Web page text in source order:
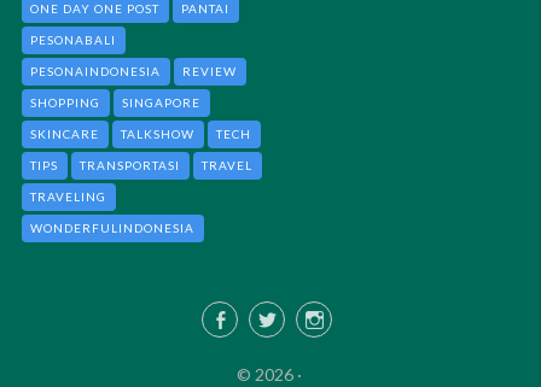
ONE DAY ONE POST PANTAI
PESONABALI
PESONAINDONESIA REVIEW
SHOPPING SINGAPORE
SKINCARE TALKSHOW TECH
TIPS TRANSPORTASI TRAVEL
TRAVELING
WONDERFULINDONESIA
FacebookTwitterInstagram
© 2026 ·